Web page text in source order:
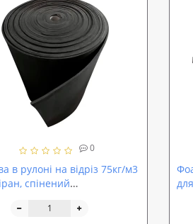
0
в рулоні на відріз 75кг/м3
спінений
0085)